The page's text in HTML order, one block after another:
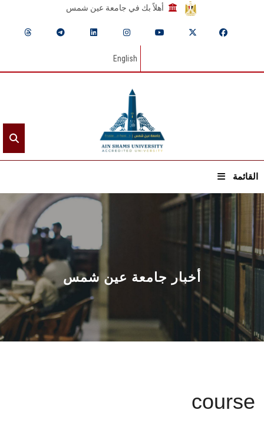
أهلاً بك في جامعة عين شمس
English
القائمة
الرئيسيـة
عن الجامعة
القطاعـات
الشئون الأكاديمية
البحث العلمي
أخبار جامعة عين شمس
course